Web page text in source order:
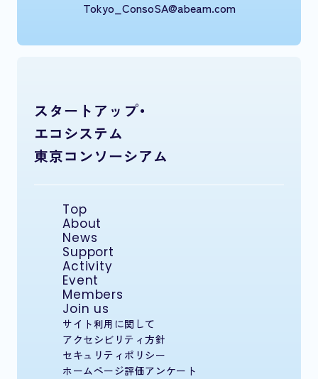
Tokyo_ConsoSA@abeam.com
スタートアップ・
エコシステム
東京コンソーシアム
Top
About
News
Support
Activity
Event
Members
Join us
サイト利用に関して
アクセシビリティ方針
セキュリティポリシー
ホームページ評価アンケート